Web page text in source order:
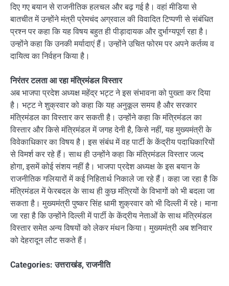
दिए गए बयान से राजनीतिक हलचल और बढ़ गई है। वहां मीडिया से
बातचीत में उन्होंने मंत्री प्रेमचंद अग्रवाल की विवादित टिप्पणी से संबंधित
प्रश्न पर कहा कि यह विषय बहुत ही पीड़ादायक और दुर्भाग्यपूर्ण रहा है।
उन्होंने कहा कि उनकी मर्यादाएं हैं। उन्होंने उचित फोरम पर अपने कर्तव्य व
दायित्व का निर्वहन किया है।
निरंतर टलता आ रहा मंत्रिमंडल विस्तार
अब भाजपा प्रदेश अध्यक्ष महेंद्र भट्ट ने इस संभावना को पुख्ता कर दिया
है। भट्ट ने शुक्रवार को कहा कि यह अनुकूल समय है और सरकार
मंत्रिमंडल का विस्तार कर सकती है। उन्होंने कहा कि मंत्रिमंडल का
विस्तार और किसे मंत्रिमंडल में जगह देनी है, किसे नहीं, यह मुख्यमंत्री के
विवेकाधिकार का विषय है। इस संबंध में वह पार्टी के केंद्रीय पदाधिकारियों
से विमर्श कर रहे हैं। साथ ही उन्होंने कहा कि मंत्रिमंडल विस्तार जल्द
होगा, इसमें कोई संशय नहीं है। भाजपा प्रदेश अध्यक्ष के इस बयान के
राजनीतिक गलियारों में कई निहितार्थ निकाले जा रहे हैं। कहा जा रहा है कि
मंत्रिमंडल में फेरबदल के साथ ही कुछ मंत्रियों के विभागों को भी बदला जा
सकता है। मुख्यमंत्री पुष्कर सिंह धामी शुक्रवार को भी दिल्ली में रहे। माना
जा रहा है कि उन्होंने दिल्ली में पार्टी के केंद्रीय नेताओं के साथ मंत्रिमंडल
विस्तार समेत अन्य विषयों को लेकर मंथन किया। मुख्यमंत्री अब शनिवार
को देहरादून लौट सकते हैं।
Categories:उत्तराखंड,राजनीति